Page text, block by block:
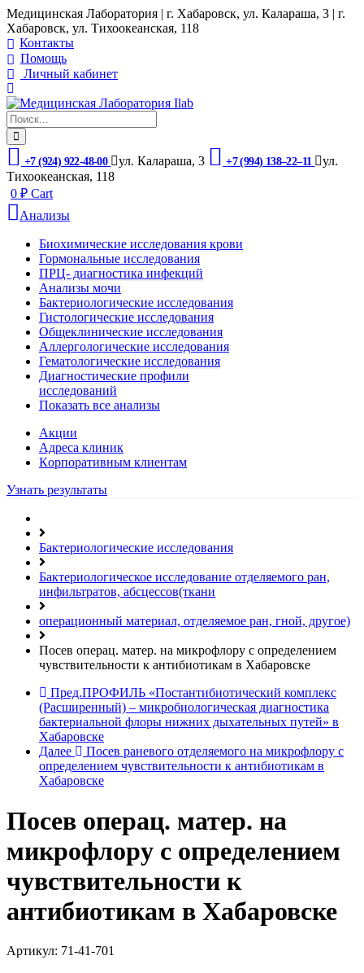
Медицинская Лаборатория | г. Хабаровск, ул. Калараша, 3 | г.
Хабаровск, ул. ​Тихоокеанская, 118
Контакты
Помощь
Личный кабинет
+7 (924) 922-48-00 ул. ​Калараша, 3 +7 (994) 138‒22‒11
ул. ​
Тихоокеанская, 118
0 ₽ Cart
Анализы
Биохимические исследования крови
Гормональные исследования
ПРЦ- диагностика инфекций
Анализы мочи
Бактериологические исследования
Гистологические исследования
Общеклинические исследования
Аллергологические исследования
Гематологические исследования
Диагностические профили
исследований
Показать все анализы
Акции
Адреса клиник
Кoрпоративным клиентам
Узнать результаты
Бактериологические исследования
Бактериологическое исследование отделяемого ран,
инфильтратов, абсцессов(ткани
операционный материал, отделяемое ран, гной, другое)
Посев операц. матер. на микрофлору с определением
чувcтвительности к антибиотикам в Хабаровске
Пред.ПРОФИЛЬ «Постантибиотический комплекс
(Расширенный) – микробиологическая диагностика
бактериальной флоры нижних дыхательных путей» в
Хабаровске
Далее
Посев раневого отделяемого на микрофлору с
определением чувcтвительности к антибиотикам в
Хабаровске
Посев операц. матер. на
микрофлору с определением
чувcтвительности к
антибиотикам в Хабаровске
Артикул: 71-41-701